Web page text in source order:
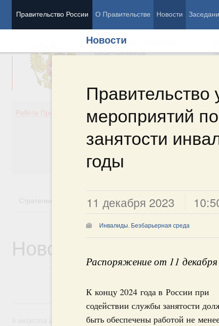
Правительство России О Правительстве Новости
Новости
Правительство
мероприятий
занятости
годы
11 декабря 2023
Инвалиды. Безбарьерная среда
Распоряжение от 11
К концу 2024 года в России при
содействии службы занятости
быть обеспечены работой не
Председатель Правительства
Вице-премьеры
Работа Правительства
Демография
Здоровье
Культура
Стратегии Государственные программы
Новости
6 августа, четверг
Общие вопросы промышленной политики